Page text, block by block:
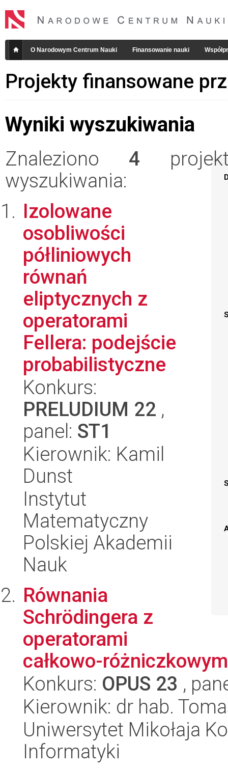
O Narodowym Centrum Nauki Finansowanie nauki
Projekty finansowane
Wyniki wyszukiwania
Znaleziono 4
wyszukiwania:
Izolowane
osobliwości
półliniowych
równań
eliptycznych z
operatorami
Fellera: podejście
probabilistyczne
Konkurs:
PRELUDIUM 22 ,
panel: ST1
Kierownik: Kamil
Dunst
Instytut
Matematyczny
Polskiej Akademii
Nauk
Równania
Schrödingera z
operatorami
całkowo-
Konkurs: OPUS 23 ,
Kierownik: dr hab.
Uniwersytet Mikołaja
Informatyki